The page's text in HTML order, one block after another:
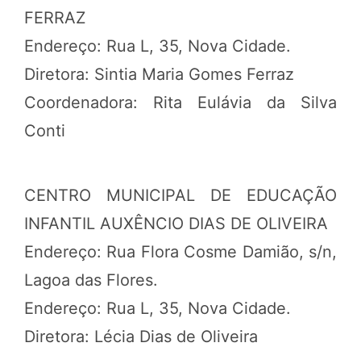
FERRAZ
Endereço: Rua L, 35, Nova Cidade.
Diretora: Sintia Maria Gomes Ferraz
Coordenadora: Rita Eulávia da Silva
Conti
CENTRO MUNICIPAL DE EDUCAÇÃO
INFANTIL AUXÊNCIO DIAS DE OLIVEIRA
Endereço: Rua Flora Cosme Damião, s/n,
Lagoa das Flores.
Endereço: Rua L, 35, Nova Cidade.
Diretora: Lécia Dias de Oliveira